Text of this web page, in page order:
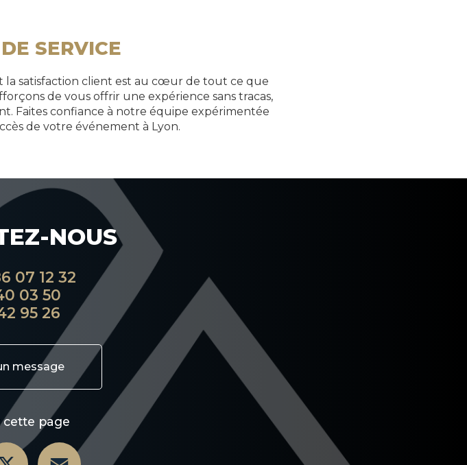
SERVICE
la satisfaction client est au cœur de tout ce que
de vous offrir une expérience sans tracas,
Faites confiance à notre équipe expérimentée
de votre événement à Lyon.
NOUS
07 12 32
03 50
95 26
message
cette page
X Email